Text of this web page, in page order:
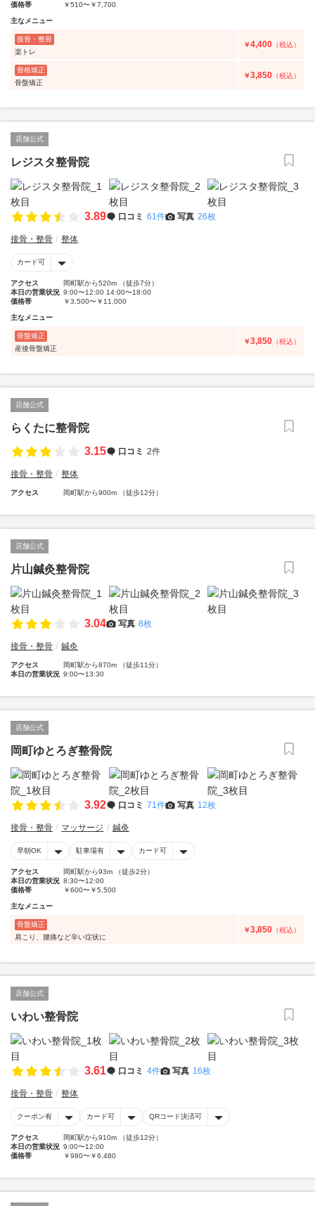
価格帯
￥510〜￥7,700
主なメニュー
接骨・整骨
楽トレ
￥4,400 （税込）
骨格矯正
骨盤矯正
￥3,850 （税込）
店舗公式
レジスタ整骨院
3.89 口コミ 61件 写真 26枚
接骨・整骨 整体
カード可
アクセス
岡町駅から520m （徒歩7分）
本日の営業状況 9:00〜12:00 14:00〜18:00
価格帯
￥3,500〜￥11,000
主なメニュー
骨盤矯正
産後骨盤矯正
￥3,850 （税込）
店舗公式
らくたに整骨院
3.15
口コミ 2件
接骨・整骨 整体
アクセス 岡町駅から900m （徒歩12分）
店舗公式
片山鍼灸整骨院
3.04 写真 8枚
接骨・整骨 鍼灸
アクセス
岡町駅から870m （徒歩11分）
本日の営業状況 9:00〜13:30
店舗公式
岡町ゆとろぎ整骨院
3.92 口コミ 71件 写真 12枚
接骨・整骨 マッサージ 鍼灸
早朝OK 駐車場有 カード可
アクセス
岡町駅から93m （徒歩2分）
本日の営業状況 8:30〜12:00
価格帯
￥600〜￥5,500
主なメニュー
骨盤矯正
肩こり、腰痛など辛い症状に
￥3,850 （税込）
店舗公式
いわい整骨院
3.61 口コミ 4件 写真 16枚
接骨・整骨 整体
クーポン有 カード可 QRコード決済可
アクセス
岡町駅から910m （徒歩12分）
本日の営業状況 9:00〜12:00
価格帯
￥980〜￥6,480